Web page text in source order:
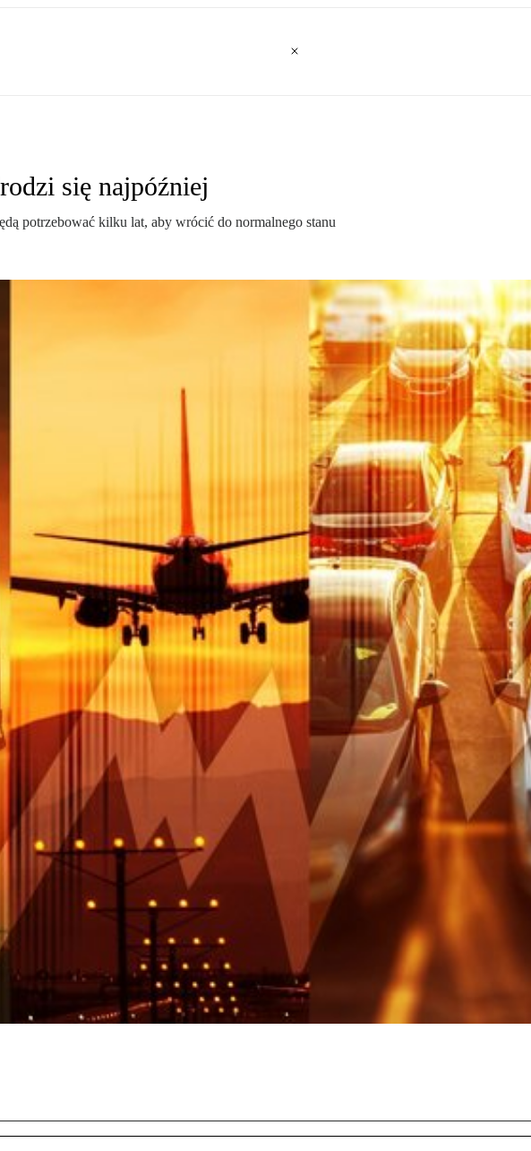
się najpóźniej
potrzebować kilku lat, aby wrócić do normalnego stanu